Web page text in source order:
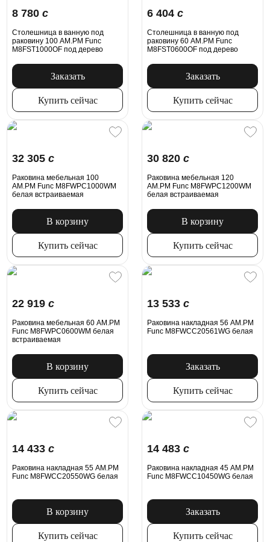
8 780 c
Столешница в ванную под
раковину 100 AM.PM Func
M8FST1000OF под дерево
Заказать
Купить сейчас
6 404 c
Столешница в ванную под
раковину 60 AM.PM Func
M8FST0600OF под дерево
Заказать
Купить сейчас
32 305 c
Раковина мебельная 100
AM.PM Func M8FWPC1000WM
белая встраиваемая
В корзину
Купить сейчас
30 820 c
Раковина мебельная 120
AM.PM Func M8FWPC1200WM
белая встраиваемая
В корзину
Купить сейчас
22 919 c
Раковина мебельная 60 AM.PM
Func M8FWPC0600WM белая
встраиваемая
В корзину
Купить сейчас
13 533 c
Раковина накладная 56 AM.PM
Func M8FWCC20561WG белая
Заказать
Купить сейчас
14 433 c
Раковина накладная 55 AM.PM
Func M8FWCC20550WG белая
В корзину
Купить сейчас
14 483 c
Раковина накладная 45 AM.PM
Func M8FWCC10450WG белая
Заказать
Купить сейчас